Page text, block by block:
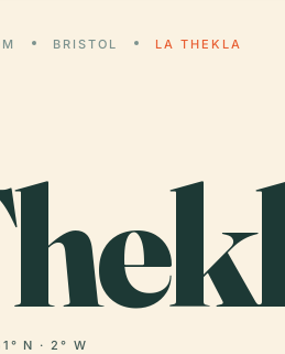
BRISTOL LA THEKLA
N · 2° W